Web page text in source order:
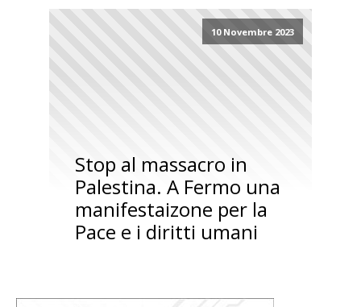
10 Novembre 2023
Stop al massacro in
Palestina. A Fermo una
manifestaizone per la
Pace e i diritti umani